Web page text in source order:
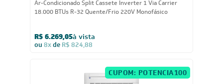
Ar-Condicionado Split Cassete Inverter 1 Via Carrier
18.000 BTUs R-32 Quente/Frio 220V Monofásico
R$ 6.269,05à vista
ou 8xde R$ 824,88
CUPOM: POTENCIA100